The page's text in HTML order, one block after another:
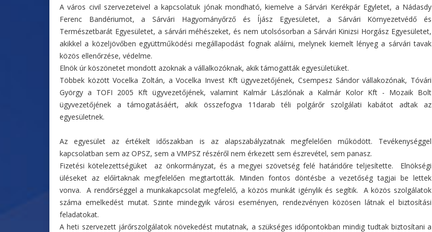
A város civil szervezeteivel a kapcsolatuk jónak mondható, kiemelve a Sárvári Kerékpár Egyletet, a Nádasdy
Ferenc Bandériumot, a Sárvári Hagyományőrző és Íjász Egyesületet, a Sárvári Környezetvédő és
Természetbarát Egyesületet, a sárvári méhészeket, és nem utolsósorban a Sárvári Kinizsi Horgász Egyesületet,
akikkel a közeljövőben együttműködési megállapodást fognak aláírni, melynek kiemelt lényeg a sárvári tavak
közös ellenőrzése, védelme.
Elnök úr köszönetet mondott azoknak a vállalkozóknak, akik támogatták egyesületüket.
Többek között Vocelka Zoltán, a Vocelka Invest Kft ügyvezetőjének, Csempesz Sándor vállakozónak, Tóvári
György a TOFI 2005 Kft ügyvezetőjének, valamint Kalmár Lászlónak a Kalmár Kolor Kft - Mozaik Bolt
ügyvezetőjének a támogatásáért, akik összefogva 11darab téli polgárőr szolgálati kabátot adtak az
egyesületnek.
Az egyesület az értékelt időszakban is az alapszabályzatnak megfelelően működött. Tevékenységgel
kapcsolatban sem az OPSZ, sem a VMPSZ részéről nem érkezett sem észrevétel, sem panasz.
Fizetési kötelezettségüket az önkormányzat, és a megyei szövetség felé határidőre teljesítette. Elnökségi
üléseket az előírtaknak megfelelően megtartották. Minden fontos döntésbe a vezetőség tagjai be lettek
vonva. A rendőrséggel a munkakapcsolat megfelelő, a közös munkát igénylik és segítik. A közös szolgálatok
száma emelkedést mutat. Szinte mindegyik városi eseményen, rendezvényen közösen látnak el biztosítási
feladatokat.
A heti szervezett járőrszolgálatok növekedést mutatnak, a szükséges időpontokban mindig tudtak biztosítani a